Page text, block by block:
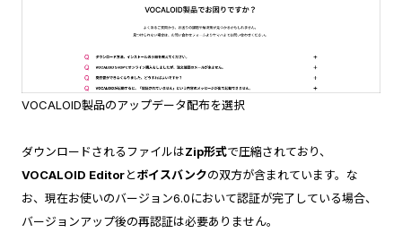
VOCALOID製品のアップデータ配布を選択
ダウンロードされるファイルはZip形式で圧縮されており、
VOCALOID Editorとボイスバンクの双方が含まれています。な
お、現在お使いのバージョン6.0において認証が完了している場合、
バージョンアップ後の再認証は必要ありません。